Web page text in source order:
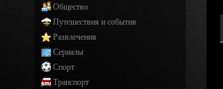
Общество
Путешествия и события
Развлечения
Сериалы
Спорт
Транспорт